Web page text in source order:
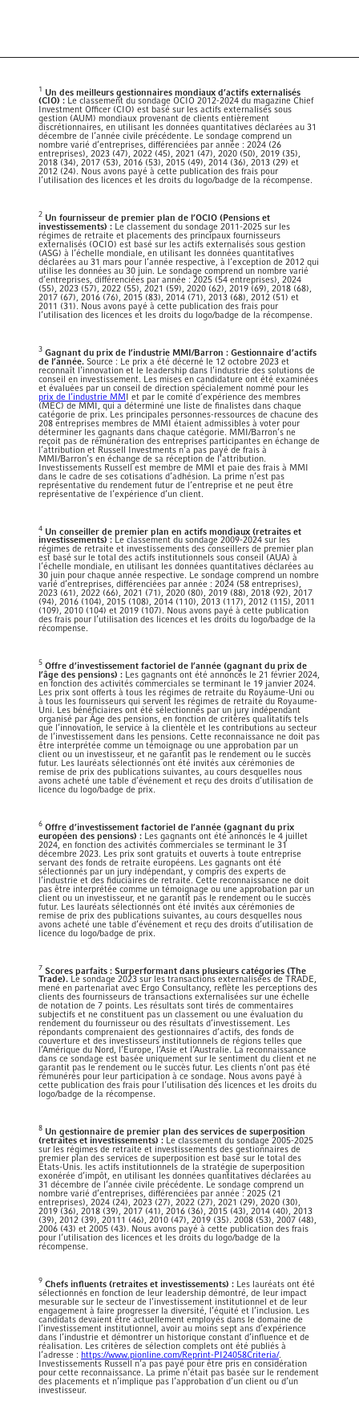
1
Un des meilleurs gestionnaires mondiaux d’actifs externalisés
(CIO) : Le classement du sondage OCIO 2012-2024 du magazine Chief
Investment Officer (CIO) est basé sur les actifs externalisés sous
gestion (AUM) mondiaux provenant de clients entièrement
discrétionnaires, en utilisant les données quantitatives déclarées au 31
décembre de l’année civile précédente. Le sondage comprend un
nombre varié d’entreprises, différenciées par année : 2024 (26
entreprises), 2023 (47), 2022 (45), 2021 (47), 2020 (50), 2019 (35),
2018 (34), 2017 (53), 2016 (53), 2015 (49), 2014 (36), 2013 (29) et
2012 (24). Nous avons payé à cette publication des frais pour
l’utilisation des licences et les droits du logo/badge de la récompense.
2 Un fournisseur de premier plan de l’OCIO (Pensions et
investissements) : Le classement du sondage 2011-2025 sur les
régimes de retraite et placements des principaux fournisseurs
externalisés (OCIO) est basé sur les actifs externalisés sous gestion
(ASG) à l’échelle mondiale, en utilisant les données quantitatives
déclarées au 31 mars pour l’année respective, à l’exception de 2012 qui
utilise les données au 30 juin. Le sondage comprend un nombre varié
d’entreprises, différenciées par année : 2025 (54 entreprises), 2024
(55), 2023 (57), 2022 (55), 2021 (59), 2020 (62), 2019 (69), 2018 (68),
2017 (67), 2016 (76), 2015 (83), 2014 (71), 2013 (68), 2012 (51) et
2011 (31). Nous avons payé à cette publication des frais pour
l’utilisation des licences et les droits du logo/badge de la récompense.
3 Gagnant du prix de l’industrie MMI/Barron : Gestionnaire d’actifs
de l’année. Source : Le prix a été décerné le 12 octobre 2023 et
reconnaît l’innovation et le leadership dans l’industrie des solutions de
conseil en investissement. Les mises en candidature ont été examinées
et évaluées par un conseil de direction spécialement nommé pour les
prix de l’industrie MM
I et par le comité d’expérience des membres
(MEC) de MMI, qui a déterminé une liste de finalistes dans chaque
catégorie de prix. Les principales personnes-ressources de chacune des
208 entreprises membres de MMI étaient admissibles à voter pour
déterminer les gagnants dans chaque catégorie. MMI/Barron’s ne
reçoit pas de rémunération des entreprises participantes en échange de
l’attribution et Russell Investments n’a pas payé de frais à
MMI/Barron’s en échange de sa réception de l’attribution.
Investissements Russell est membre de MMI et paie des frais à MMI
dans le cadre de ses cotisations d’adhésion. La prime n’est pas
représentative du rendement futur de l’entreprise et ne peut être
représentative de l’expérience d’un client.
4 Un conseiller de premier plan en actifs mondiaux (retraites et
investissements) : Le classement du sondage 2009-2024 sur les
régimes de retraite et investissements des conseillers de premier plan
est basé sur le total des actifs institutionnels sous conseil (AUA) à
l’échelle mondiale, en utilisant les données quantitatives déclarées au
30 juin pour chaque année respective. Le sondage comprend un nombre
varié d’entreprises, différenciées par année : 2024 (58 entreprises),
2023 (61), 2022 (66), 2021 (71), 2020 (80), 2019 (88), 2018 (92), 2017
(94), 2016 (104), 2015 (108), 2014 (110), 2013 (117), 2012 (115), 2011
(109), 2010 (104) et 2019 (107). Nous avons payé à cette publication
des frais pour l’utilisation des licences et les droits du logo/badge de la
récompense.
5 Offre d’investissement factoriel de l’année (gagnant du prix de
l’âge des pensions) : Les gagnants ont été annoncés le 21 février 2024,
en fonction des activités commerciales se terminant le 19 janvier 2024.
Les prix sont offerts à tous les régimes de retraite du Royaume-Uni ou
à tous les fournisseurs qui servent les régimes de retraite du Royaume-
Uni. Les bénéficiaires ont été sélectionnés par un jury indépendant
organisé par Âge des pensions, en fonction de critères qualitatifs tels
que l’innovation, le service à la clientèle et les contributions au secteur
de l’investissement dans les pensions. Cette reconnaissance ne doit pas
être interprétée comme un témoignage ou une approbation par un
client ou un investisseur, et ne garantit pas le rendement ou le succès
futur. Les lauréats sélectionnés ont été invités aux cérémonies de
remise de prix des publications suivantes, au cours desquelles nous
avons acheté une table d’événement et reçu des droits d’utilisation de
licence du logo/badge de prix.
6 Offre d’investissement factoriel de l’année (gagnant du prix
européen des pensions) : Les gagnants ont été annoncés le 4 juillet
2024, en fonction des activités commerciales se terminant le 31
décembre 2023. Les prix sont gratuits et ouverts à toute entreprise
servant des fonds de retraite européens. Les gagnants ont été
sélectionnés par un jury indépendant, y compris des experts de
l’industrie et des fiduciaires de retraite. Cette reconnaissance ne doit
pas être interprétée comme un témoignage ou une approbation par un
client ou un investisseur, et ne garantit pas le rendement ou le succès
futur. Les lauréats sélectionnés ont été invités aux cérémonies de
remise de prix des publications suivantes, au cours desquelles nous
avons acheté une table d’événement et reçu des droits d’utilisation de
licence du logo/badge de prix.
7 Scores parfaits : Surperformant dans plusieurs catégories (The
Trade). Le sondage 2023 sur les transactions externalisées de TRADE,
mené en partenariat avec Ergo Consultancy, reflète les perceptions des
clients des fournisseurs de transactions externalisées sur une échelle
de notation de 7 points. Les résultats sont tirés de commentaires
subjectifs et ne constituent pas un classement ou une évaluation du
rendement du fournisseur ou des résultats d’investissement. Les
répondants comprenaient des gestionnaires d’actifs, des fonds de
couverture et des investisseurs institutionnels de régions telles que
l’Amérique du Nord, l’Europe, l’Asie et l’Australie. La reconnaissance
dans ce sondage est basée uniquement sur le sentiment du client et ne
garantit pas le rendement ou le succès futur. Les clients n’ont pas été
rémunérés pour leur participation à ce sondage. Nous avons payé à
cette publication des frais pour l’utilisation des licences et les droits du
logo/badge de la récompense.
8 Un gestionnaire de premier plan des services de superposition
(retraites et investissements) : Le classement du sondage 2005-2025
sur les régimes de retraite et investissements des gestionnaires de
premier plan des services de superposition est basé sur le total des
États-Unis. les actifs institutionnels de la stratégie de superposition
exonérée d’impôt, en utilisant les données quantitatives déclarées au
31 décembre de l’année civile précédente. Le sondage comprend un
nombre varié d’entreprises, différenciées par année : 2025 (21
entreprises), 2024 (24), 2023 (27), 2022 (27), 2021 (29), 2020 (30),
2019 (36), 2018 (39), 2017 (41), 2016 (36), 2015 (43), 2014 (40), 2013
(39), 2012 (39), 20111 (46), 2010 (47), 2019 (35). 2008 (53), 2007 (48),
2006 (43) et 2005 (43). Nous avons payé à cette publication des frais
pour l’utilisation des licences et les droits du logo/badge de la
récompense.
9 Chefs influents (retraites et investissements) : Les lauréats ont été
sélectionnés en fonction de leur leadership démontré, de leur impact
mesurable sur le secteur de l’investissement institutionnel et de leur
engagement à faire progresser la diversité, l’équité et l’inclusion. Les
candidats devaient être actuellement employés dans le domaine de
l’investissement institutionnel, avoir au moins sept ans d’expérience
dans l’industrie et démontrer un historique constant d’influence et de
réalisation. Les critères de sélection complets ont été publiés à
l’adresse : https://www.pionline.com/Reprint-PI24058Criteria/.
Investissements Russell n’a pas payé pour être pris en considération
pour cette reconnaissance. La prime n’était pas basée sur le rendement
des placements et n’implique pas l’approbation d’un client ou d’un
investisseur.